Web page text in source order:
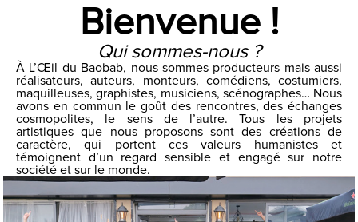
Bienvenue !
Qui sommes-nous ?
À L’Œil du Baobab, nous sommes producteurs mais aussi
réalisateurs, auteurs, monteurs, comédiens, costumiers,
maquilleuses, graphistes, musiciens, scénographes… Nous
avons en commun le goût des rencontres, des échanges
cosmopolites, le sens de l’autre. Tous les projets
artistiques que nous proposons sont des créations de
caractère, qui portent ces valeurs humanistes et
témoignent d’un regard sensible et engagé sur notre
société et sur le monde.